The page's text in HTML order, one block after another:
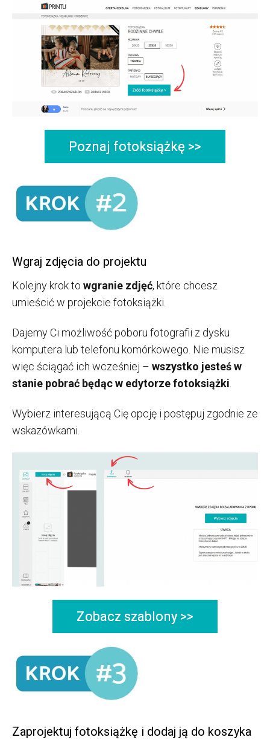
Poznaj fotoksiążkę >>
Wgraj zdjęcia do projektu
Kolejny krok to wgranie zdjęć, które chcesz
umieścić w projekcie fotoksiążki.
Dajemy Ci możliwość poboru fotografii z dysku
komputera lub telefonu komórkowego. Nie musisz
więc ściągać ich wcześniej – wszystko jesteś w
stanie pobrać będąc w edytorze fotoksiążki
Wybierz interesującą Cię opcję i postępuj zgodnie ze
wskazówkami.
Zobacz szablony >>
Zaprojektuj fotoksiążkę i dodaj ją do koszyka